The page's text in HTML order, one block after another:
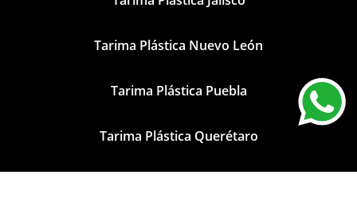
Tarima Plástica Nuevo León
Tarima Plástica Puebla
Tarima Plástica Querétaro